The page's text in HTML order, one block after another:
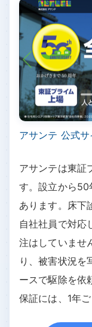
アサンテ 公式
アサンテは東証
す。設立から
あります。床下
自社社員で対応
注はしていませ
り、被害状況を
ースで駆除を依
保証には、1年